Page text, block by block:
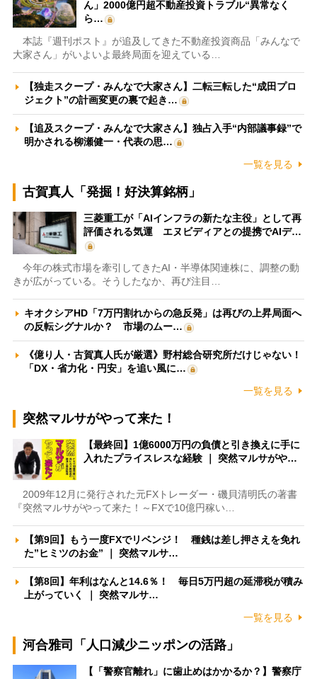
ん」2000億円超不動産投資トラブル“異常なく
ら…
本誌『週刊ポスト』が追及してきた不動産投資商品「みんなで
大家さん」がいよいよ最終局面を迎えている…
【独走スクープ・みんなで大家さん】二転三転した“成田プロ
ジェクト”の計画変更の裏で起き…
【追及スクープ・みんなで大家さん】独占入手“内部議事録”で
明かされる柳瀬健一・代表の思…
一覧を見る
古賀真人「発掘！好決算銘柄」
三菱重工が「AIインフラの新たな主役」として再
評価される気運 エヌビディアとの提携でAIデ…
今年の株式市場を牽引してきたAI・半導体関連株に、調整の動
きが広がっている。そうしたなか、再び注目…
キオクシアHD「7万円割れからの急反発」は再びの上昇局面へ
の反転シグナルか？ 市場のムー…
《億り人・古賀真人氏が厳選》野村総合研究所だけじゃない！
「DX・省力化・円安」を追い風に…
一覧を見る
突然マルサがやって来た！
【最終回】1億6000万円の負債と引き換えに手に
入れたプライスレスな経験 ｜ 突然マルサがや…
2009年12月に発行された元FXトレーダー・磯貝清明氏の著書
『突然マルサがやって来た！～FXで10億円稼い…
【第9回】もう一度FXでリベンジ！ 種銭は差し押さえを免れ
た”ヒミツのお金” ｜ 突然マルサ…
【第8回】年利はなんと14.6％！ 毎日5万円超の延滞税が積み
上がっていく ｜ 突然マルサ…
一覧を見る
河合雅司「人口減少ニッポンの活路」
【「警察官離れ」に歯止めはかかるか？】警察庁